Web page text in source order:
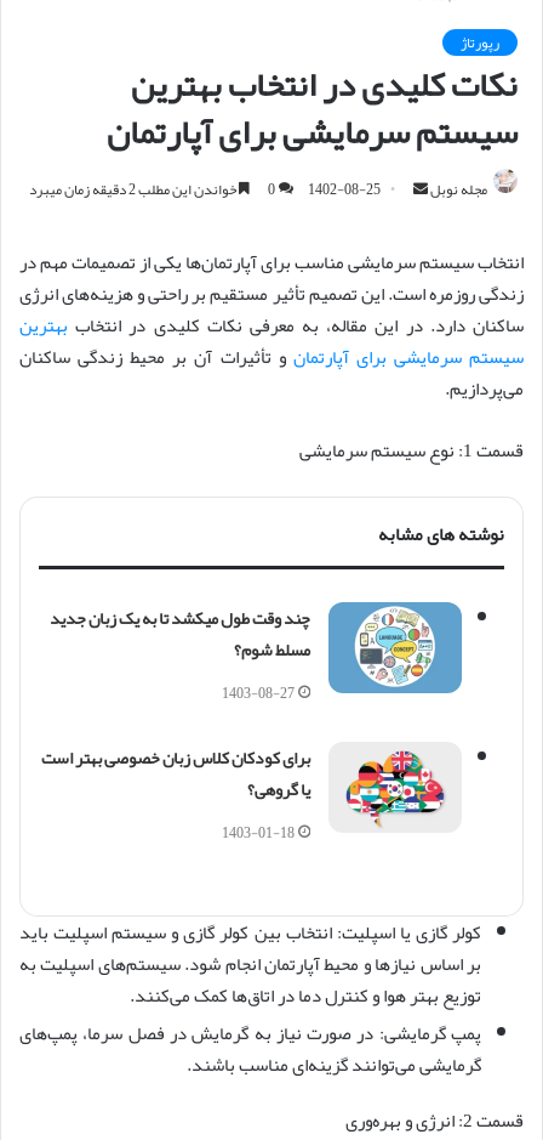
رپورتاژ
نکات کلیدی در انتخاب بهترین
سیستم سرمایشی برای آپارتمان
مجله نوبل
ا
ل
ا
ی
ل
1402-08-25
0 خواندن این مطلب 2 دقیقه زمان میبرد
انتخاب سیستم سرمایشی مناسب برای آپارتمان‌ها یکی از تصمیمات مهم در
زندگی روزمره است. این تصمیم تأثیر مستقیم بر راحتی و هزینه‌های انرژی
ساکنان دارد. در این مقاله، به معرفی نکات کلیدی در انتخاب بهترین
سیستم سرمایشی برای آپارتمان و تأثیرات آن بر محیط زندگی ساکنان
می‌پردازیم.
قسمت 1: نوع سیستم سرمایشی
نوشته های مشابه
چند وقت طول میکشد تا به یک زبان جدید
مسلط شوم؟
1403-08-27
برای کودکان کلاس زبان خصوصی بهتر است
یا گروهی؟
1403-01-18
کولر گازی یا اسپلیت: انتخاب بین کولر گازی و سیستم اسپلیت باید
بر اساس نیازها و محیط آپارتمان انجام شود. سیستم‌های اسپلیت به
توزیع بهتر هوا و کنترل دما در اتاق‌ها کمک می‌کنند.
پمپ گرمایشی: در صورت نیاز به گرمایش در فصل سرما، پمپ‌های
گرمایشی می‌توانند گزینه‌ای مناسب باشند.
قسمت 2: انرژی و بهره‌وری